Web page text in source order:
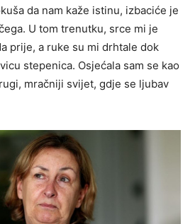
da nam kaže istinu, izbaciće je
U tom trenutku, srce mi je
prije, a ruke su mi drhtale dok
stepenica. Osjećala sam se kao
mračniji svijet, gdje se ljubav